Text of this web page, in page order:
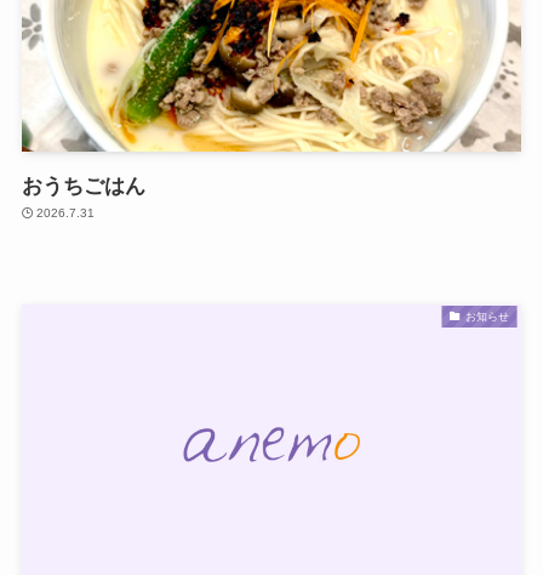
おうちごはん
2026.7.31
お知らせ